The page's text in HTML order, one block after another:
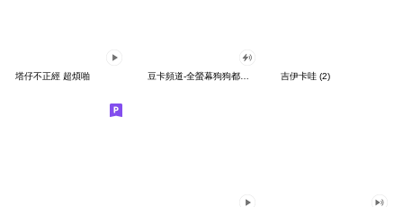
塔仔不正經 超煩啪 吉伊卡哇 (2)